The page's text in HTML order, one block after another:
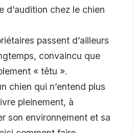
d’audition chez le chien
passent d’ailleurs
convaincu que
« têtu ».
chien qui n’entend plus
pleinement, à
son environnement et sa